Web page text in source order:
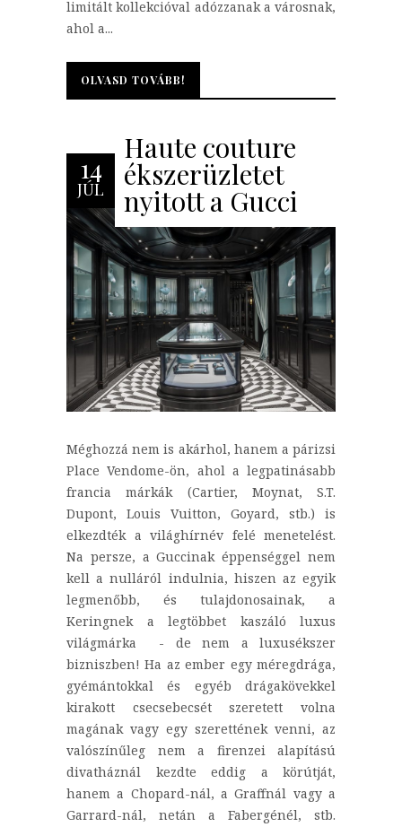
limitált kollekcióval adózzanak a városnak,
ahol a...
OLVASD TOVÁBB!
OLVASD TOVÁBB!
14
JÚL
Haute couture
ékszerüzletet
nyitott a Gucci
Méghozzá nem is akárhol, hanem a párizsi
Place Vendome-ön, ahol a legpatinásabb
francia márkák (Cartier, Moynat, S.T.
Dupont, Louis Vuitton, Goyard, stb.) is
elkezdték a világhírnév felé menetelést.
Na persze, a Guccinak éppenséggel nem
kell a nulláról indulnia, hiszen az egyik
legmenőbb, és tulajdonosainak, a
Keringnek a legtöbbet kaszáló luxus
világmárka - de nem a luxusékszer
bizniszben! Ha az ember egy méregdrága,
gyémántokkal és egyéb drágakövekkel
kirakott csecsebecsét szeretett volna
magának vagy egy szerettének venni, az
valószínűleg nem a firenzei alapítású
divatháznál kezdte eddig a körútját,
hanem a Chopard-nál, a Graffnál vagy a
Garrard-nál, netán a Fabergénél, stb.